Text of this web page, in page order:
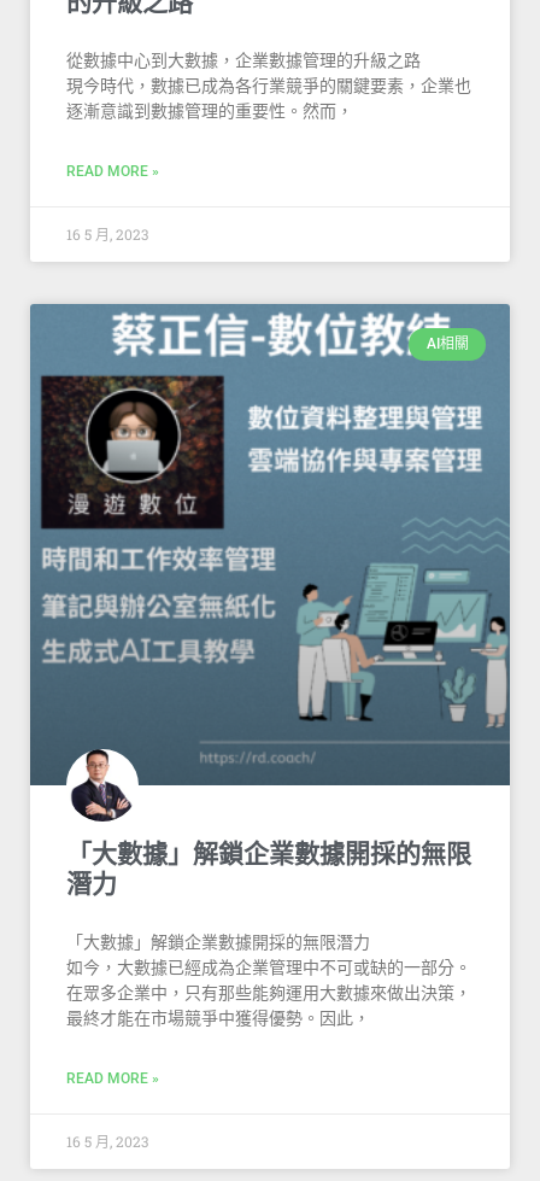
從數據中心到大數據，企業數據管理的升級之路
現今時代，數據已成為各行業競爭的關鍵要素，企業也
逐漸意識到數據管理的重要性。然而，
READ MORE »
16 5 月, 2023
AI相關
「大數據」解鎖企業數據開採的無限
潛力
「大數據」解鎖企業數據開採的無限潛力
如今，大數據已經成為企業管理中不可或缺的一部分。
在眾多企業中，只有那些能夠運用大數據來做出決策，
最終才能在市場競爭中獲得優勢。因此，
READ MORE »
16 5 月, 2023